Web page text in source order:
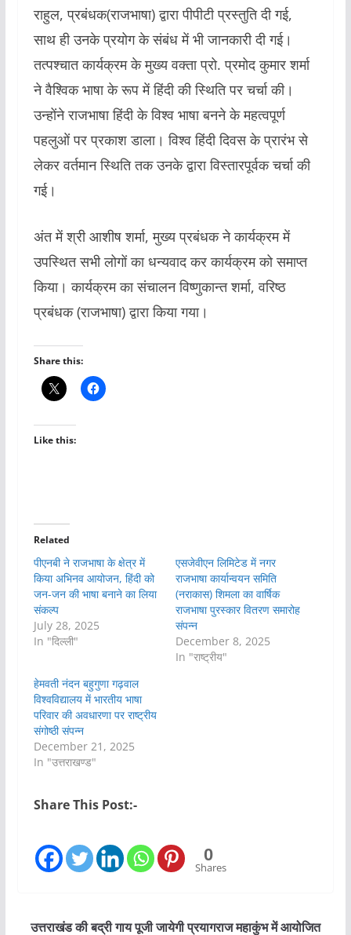
राहुल, प्रबंधक(राजभाषा) द्वारा पीपीटी प्रस्तुति दी गई,
साथ ही उनके प्रयोग के संबंध में भी जानकारी दी गई।
तत्पश्चात कार्यक्रम के मुख्य वक्ता प्रो. प्रमोद कुमार शर्मा
ने वैश्विक भाषा के रूप में हिंदी की स्थिति पर चर्चा की।
उन्होंने राजभाषा हिंदी के विश्व भाषा बनने के महत्वपूर्ण
पहलुओं पर प्रकाश डाला। विश्व हिंदी दिवस के प्रारंभ से
लेकर वर्तमान स्थिति तक उनके द्वारा विस्तारपूर्वक चर्चा की
गई।
अंत में श्री आशीष शर्मा, मुख्य प्रबंधक ने कार्यक्रम में
उपस्थित सभी लोगों का धन्यवाद कर कार्यक्रम को समाप्त
किया। कार्यक्रम का संचालन विष्णुकान्त शर्मा, वरिष्ठ
प्रबंधक (राजभाषा) द्वारा किया गया।
Share this:
Like this:
Related
पीएनबी ने राजभाषा के क्षेत्र में
किया अभिनव आयोजन, हिंदी को
जन-जन की भाषा बनाने का लिया
संकल्प
July 28, 2025
In "दिल्ली"
एसजेवीएन लिमिटेड में नगर
राजभाषा कार्यान्वयन समिति
(नराकास) शिमला का वार्षिक
राजभाषा पुरस्कार वितरण समारोह
संपन्न
December 8, 2025
In "राष्ट्रीय"
हेमवती नंदन बहुगुणा गढ़वाल
विश्वविद्यालय में भारतीय भाषा
परिवार की अवधारणा पर राष्ट्रीय
संगोष्ठी संपन्न
December 21, 2025
In "उत्तराखण्ड"
Share This Post:-
0
Shares
उत्तराखंड की बद्री गाय पूजी जायेगी प्रयागराज महाकुंभ में आयोजित